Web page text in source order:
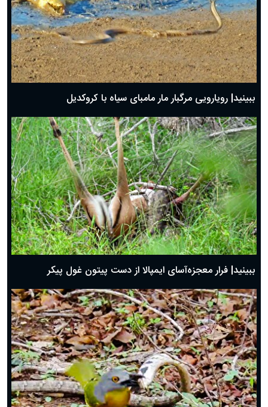
ببینید| رویارویی مرگبار مار مامبای سیاه با کروکدیل
ببینید| فرار معجزه‌آسای ایمپالا از دست پیتون غول پیکر